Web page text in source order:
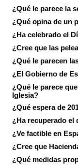
¿Qué le parece la
¿Qué opina de un
¿Ha celebrado el
¿Cree que las
¿Qué le parecen
¿El Gobierno de
¿Qué le parece
Iglesia?
¿Qué espera de
¿Ha recuperado el
¿Ve factible en
¿Cree que
¿Qué medidas